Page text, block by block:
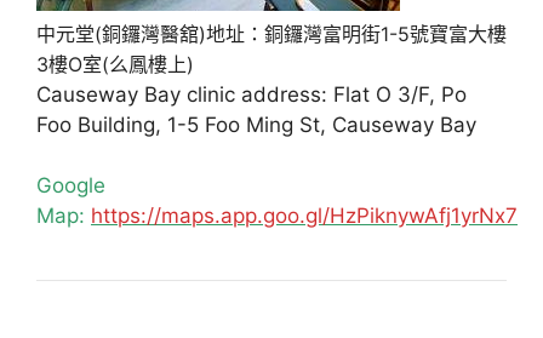
中元堂(銅鑼灣醫舘)地址：銅鑼灣富明街1-5號寶富大樓
3樓O室(么鳳樓上)
Causeway Bay clinic address: Flat O 3/F, Po
Foo Building, 1-5 Foo Ming St, Causeway Bay
Google
Map: https://maps.app.goo.gl/HzPiknywAfj1yrNx7